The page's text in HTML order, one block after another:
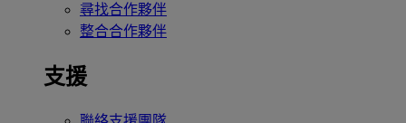
尋找合作夥伴
整合合作夥伴
支援